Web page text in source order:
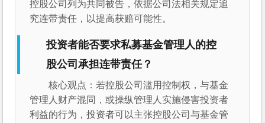
控股公司列为共同被告，依据公司法相关规定追
究连带责任，以提高获赔可能性。
投资者能否要求私募基金管理人的控
股公司承担连带责任？
核心观点：若控股公司滥用控制权，与基金
管理人财产混同，或操纵管理人实施侵害投资者
利益的行为，投资者可以主张控股公司与基金管